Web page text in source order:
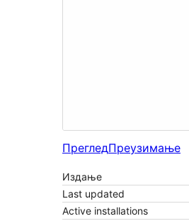
ПрегледПреузимање
Издање
Last updated
Active installations